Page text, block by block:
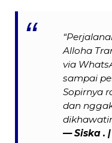
Alloha
via
sampai
Sopirnya
dan
— Siska .